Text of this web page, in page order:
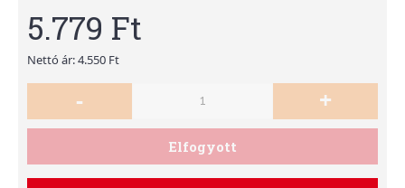
5.779 Ft
Nettó ár: 4.550 Ft
- +
Elfogyott